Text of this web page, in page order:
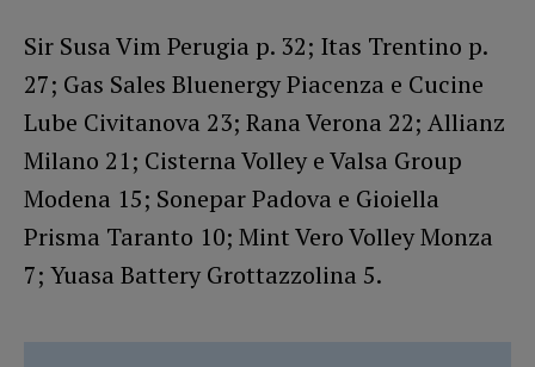
Sir Susa Vim Perugia p. 32; Itas Trentino p.
27; Gas Sales Bluenergy Piacenza e Cucine
Lube Civitanova 23; Rana Verona 22; Allianz
Milano 21; Cisterna Volley e Valsa Group
Modena 15; Sonepar Padova e Gioiella
Prisma Taranto 10; Mint Vero Volley Monza
7; Yuasa Battery Grottazzolina 5.